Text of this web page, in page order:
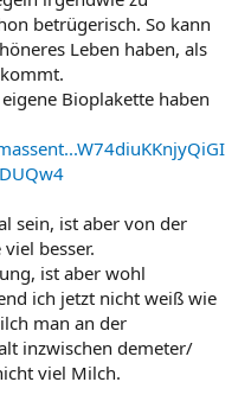
betrügerisch. So kann
Leben haben, als
Bioplakette haben
sein, ist aber von der
besser.
ist aber wohl
ich jetzt nicht weiß wie
man an der
inzwischen demeter/
viel Milch.